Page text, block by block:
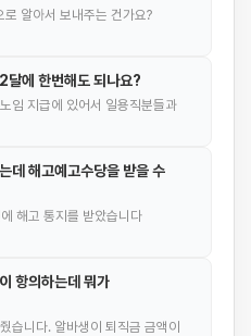
알아서 보내주는 건가요?
달에 한번해도 되나요?
임 지급에 있어서 일용직분들과
데 해고예고수당을 받을 수
해고 통지를 받았습니다
항의하는데 뭐가
습니다. 알바생이 퇴직금 금액이